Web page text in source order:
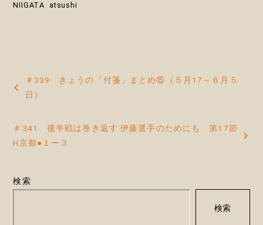
NIIGATA
atsushi
稿
ビ
ー
＃339 きょうの「付箋」まとめ⑮（５月17～６月５
日）
＃341 後半戦は巻き返す 伊藤選手のためにも 第17節
H京都●１ー３
検索
検索